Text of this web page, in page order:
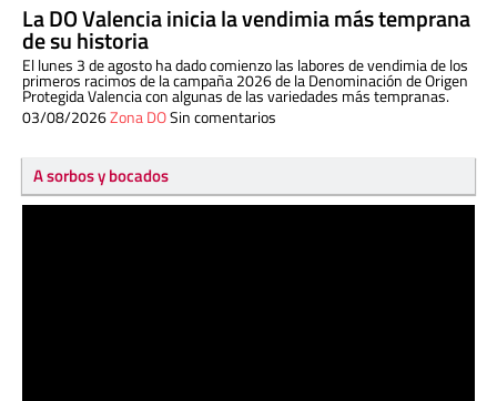
La DO Valencia inicia la vendimia más temprana
de su historia
El lunes 3 de agosto ha dado comienzo las labores de vendimia de los
primeros racimos de la campaña 2026 de la Denominación de Origen
Protegida Valencia con algunas de las variedades más tempranas.
03/08/2026Zona DOSin comentarios
A sorbos y bocados